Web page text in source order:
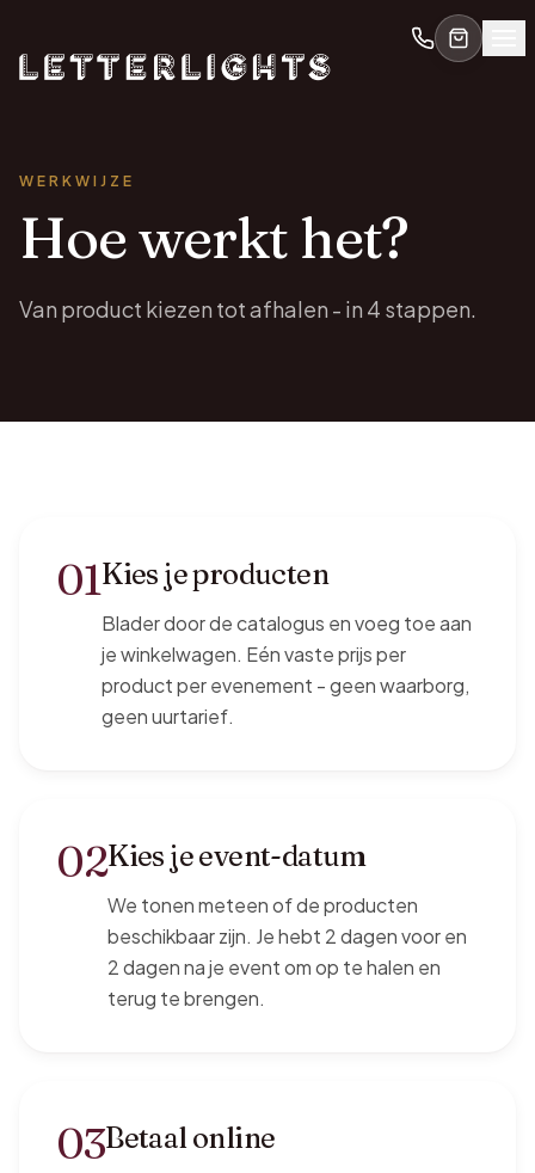
WERKWIJZE
Hoe werkt het?
Van product kiezen tot afhalen - in 4 stappen.
01Kies je producten
Blader door de catalogus en voeg toe aan
je winkelwagen. Eén vaste prijs per
product per evenement - geen waarborg,
geen uurtarief.
02Kies je event-datum
We tonen meteen of de producten
beschikbaar zijn. Je hebt 2 dagen voor en
2 dagen na je event om op te halen en
terug te brengen.
03Betaal online